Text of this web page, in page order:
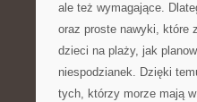
ale też wymagające.
oraz proste nawyki, które
dzieci na plaży, jak
niespodzianek. Dzięki
tych, którzy morze mają